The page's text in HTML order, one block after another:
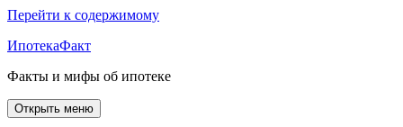
Перейти к содержимому
ИпотекаФакт
Факты и мифы об ипотеке
Открыть меню